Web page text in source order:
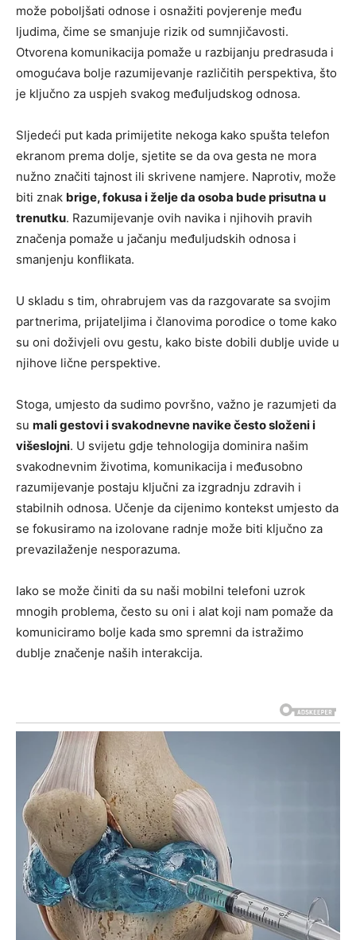
može poboljšati odnose i osnažiti povjerenje među
ljudima, čime se smanjuje rizik od sumnjičavosti.
Otvorena komunikacija pomaže u razbijanju predrasuda i
omogućava bolje razumijevanje različitih perspektiva, što
je ključno za uspjeh svakog međuljudskog odnosa.
Sljedeći put kada primijetite nekoga kako spušta telefon
ekranom prema dolje, sjetite se da ova gesta ne mora
nužno značiti tajnost ili skrivene namjere. Naprotiv, može
biti znak brige, fokusa i želje da osoba bude prisutna u
trenutku. Razumijevanje ovih navika i njihovih pravih
značenja pomaže u jačanju međuljudskih odnosa i
smanjenju konflikata.
U skladu s tim, ohrabrujem vas da razgovarate sa svojim
partnerima, prijateljima i članovima porodice o tome kako
su oni doživjeli ovu gestu, kako biste dobili dublje uvide u
njihove lične perspektive.
Stoga, umjesto da sudimo površno, važno je razumjeti da
su mali gestovi i svakodnevne navike često složeni i
višeslojni. U svijetu gdje tehnologija dominira našim
svakodnevnim životima, komunikacija i međusobno
razumijevanje postaju ključni za izgradnju zdravih i
stabilnih odnosa. Učenje da cijenimo kontekst umjesto da
se fokusiramo na izolovane radnje može biti ključno za
prevazilaženje nesporazuma.
Iako se može činiti da su naši mobilni telefoni uzrok
mnogih problema, često su oni i alat koji nam pomaže da
komuniciramo bolje kada smo spremni da istražimo
dublje značenje naših interakcija.